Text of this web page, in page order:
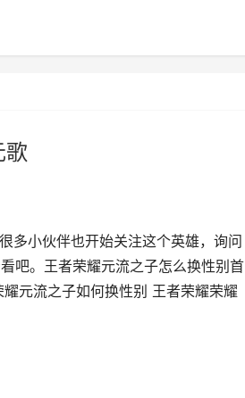
歌
多小伙伴也开始关注这个英雄，询问
吧。王者荣耀元流之子怎么换性别首
元流之子如何换性别 王者荣耀荣耀